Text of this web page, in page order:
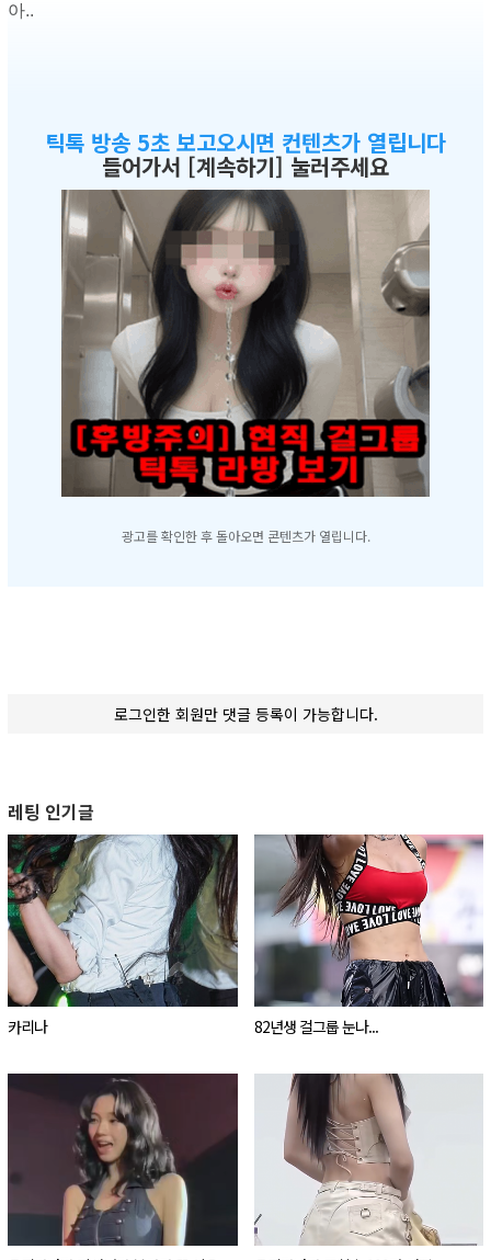
아..
틱톡 방송 5초 보고오시면 컨텐츠가 열립니다
들어가서 [계속하기] 눌러주세요
광고를 확인한 후 돌아오면 콘텐츠가 열립니다.
로그인한 회원만 댓글 등록이 가능합니다.
레팅 인기글
카리나 82년생 걸그룹 눈나...